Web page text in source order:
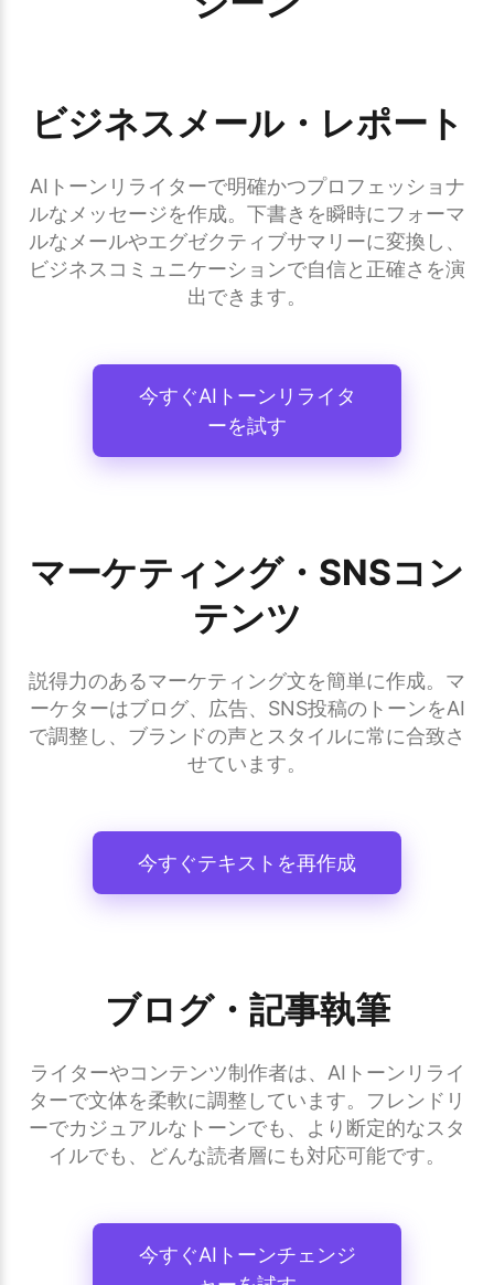
ビジネスメール・レポート
AIトーンリライターで明確かつプロフェッショナ
ルなメッセージを作成。下書きを瞬時にフォーマ
ルなメールやエグゼクティブサマリーに変換し、
ビジネスコミュニケーションで自信と正確さを演
出できます。
今すぐAIトーンリライタ
ーを試す
マーケティング・SNSコン
テンツ
説得力のあるマーケティング文を簡単に作成。マ
ーケターはブログ、広告、SNS投稿のトーンをAI
で調整し、ブランドの声とスタイルに常に合致さ
せています。
今すぐテキストを再作成
ブログ・記事執筆
ライターやコンテンツ制作者は、AIトーンリライ
ターで文体を柔軟に調整しています。フレンドリ
ーでカジュアルなトーンでも、より断定的なスタ
イルでも、どんな読者層にも対応可能です。
今すぐAIトーンチェンジ